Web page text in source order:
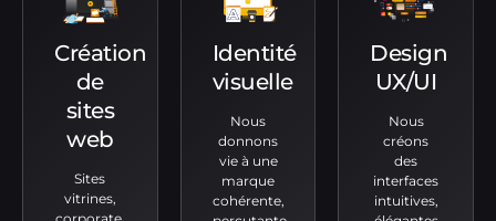
Création
de
sites
web
Sites
vitrines,
Identité
visuelle
Nous
donnons
vie à une
marque
cohérente,
Design
UX/UI
Nous
créons
des
interfaces
intuitives,